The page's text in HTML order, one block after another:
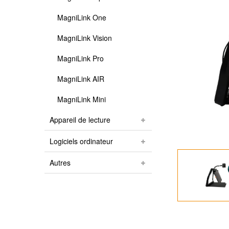
MagniLink One
MagniLink Vision
MagniLink Pro
MagniLink AIR
MagniLink Mini
Appareil de lecture
Logiciels ordinateur
Autres